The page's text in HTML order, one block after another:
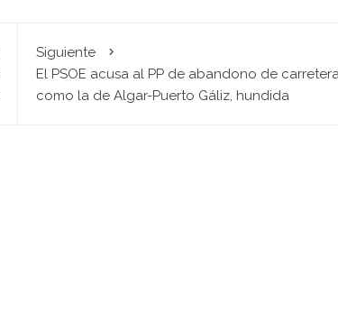
Siguiente
El PSOE acusa al PP de abandono de
como la de Algar-Puerto Gáliz, hundida